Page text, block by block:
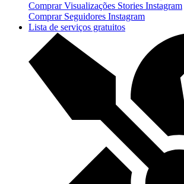
Comprar Visualizações Stories Instagram
Comprar Seguidores Instagram
Lista de serviços gratuitos